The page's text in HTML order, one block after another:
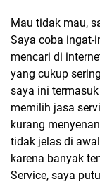
Mau tidak mau,
Saya coba ingat-
mencari di
yang cukup
saya ini
memilih jasa
kurang
tidak jelas di
karena banyak
Service, saya